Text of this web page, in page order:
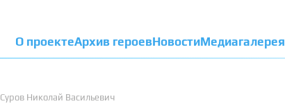
О проектеАрхив героевНовостиМедиагалерея
Суров Николай Васильевич